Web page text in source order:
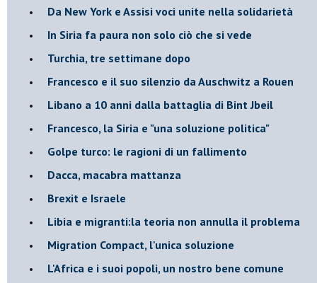
Da New York e Assisi voci unite nella solidarietà
In Siria fa paura non solo ciò che si vede
Turchia, tre settimane dopo
Francesco e il suo silenzio da Auschwitz a Rouen
Libano a 10 anni dalla battaglia di Bint Jbeil
Francesco, la Siria e "una soluzione politica"
Golpe turco: le ragioni di un fallimento
Dacca, macabra mattanza
Brexit e Israele
Libia e migranti:la teoria non annulla il problema
Migration Compact, l'unica soluzione
L'Africa e i suoi popoli, un nostro bene comune